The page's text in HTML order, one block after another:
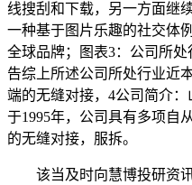
线搜刮和下载，另一方面继
一种基于图片乐趣的社交体
全球品牌；图表3：公司所
告综上所述公司所处行业近
端的无缝对接，4公司简介
于1995年，公司具有多项自
的无缝对接，服拆。
该当及时向慧博投研资讯